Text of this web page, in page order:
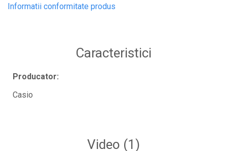
Masini de fum si ceata
Stative si schela lumini
Informatii conformitate produs
Caracteristici
Producator:
Casio
Video (1)